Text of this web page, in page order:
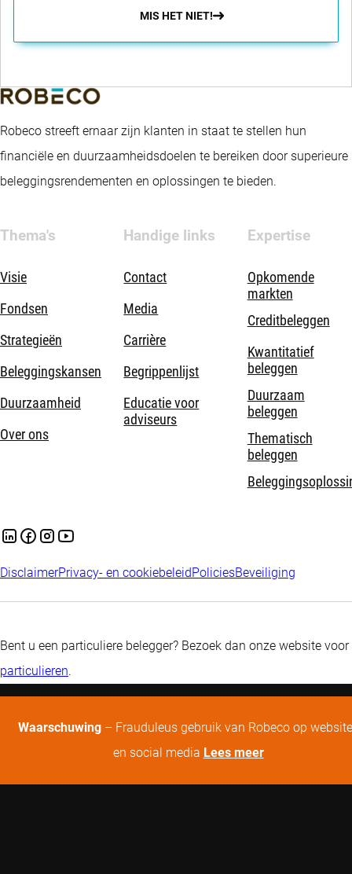
MIS HET NIET!
Robeco streeft ernaar zijn klanten in staat te stellen hun
financiële en duurzaamheidsdoelen te bereiken door superieure
beleggingsrendementen en oplossingen te bieden.
Thema's
Visie
Fondsen
Strategieën
Beleggingskansen
Duurzaamheid
Over ons
Handige links
Contact
Media
Carrière
Begrippenlijst
Educatie voor
adviseurs
Expertise
Opkomende
markten
Creditbeleggen
Kwantitatief
beleggen
Duurzaam
beleggen
Thematisch
beleggen
DisclaimerPrivacy- en cookiebeleidPoliciesBeveiliging
Bent u een particuliere belegger? Bezoek dan onze website voor
particulieren.
Waarschuwing – Frauduleus gebruik van Robeco op
en social media Lees meer